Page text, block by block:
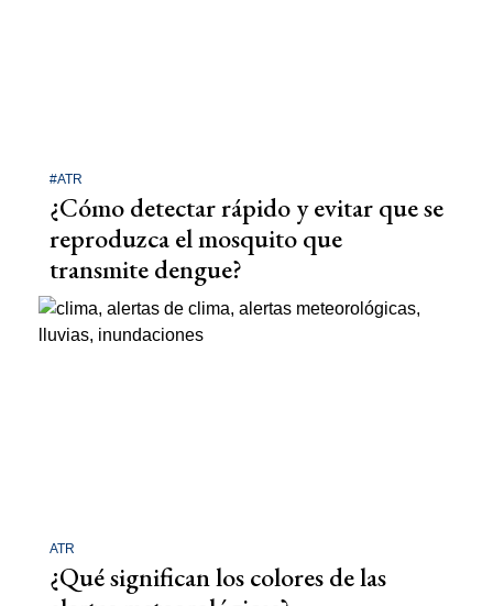
#ATR
¿Cómo detectar rápido y evitar que se
reproduzca el mosquito que
transmite dengue?
ATR
¿Qué significan los colores de las